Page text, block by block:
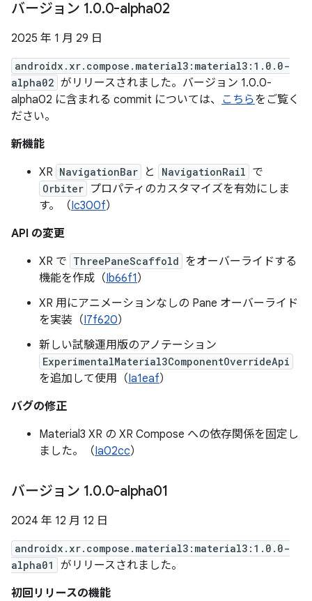
バージョン 1.0.0-alpha02
2025 年 1 月 29 日
androidx.xr.compose.material3:material3:1.0.0-
alpha02 がリリースされました。バージョン 1.0.0-
alpha02 に含まれる commit については、 こちらをご覧く
ださい。
新機能
XR NavigationBar と NavigationRail で
Orbiter プロパティのカスタマイズを有効にしま
す。（Ic300f）
API の変更
XR で ThreePaneScaffold をオーバーライドする
機能を作成（Ib66f1）
XR 用にアニメーションなしの Pane オーバーライド
を実装（I7f620）
新しい試験運用版のアノテーション
ExperimentalMaterial3ComponentOverrideApi
を追加して使用（Ia1eaf）
バグの修正
Material3 XR の XR Compose への依存関係を固定し
ました。（Ia02cc）
バージョン 1.0.0-alpha01
2024 年 12 月 12 日
androidx.xr.compose.material3:material3:1.0.0-
alpha01
がリリースされました。
初回リリースの機能